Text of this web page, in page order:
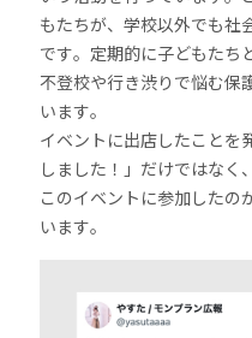
もたちが、学校以外でも社
です。定期的に子どもたち
不登校や行き渋りで悩む保
います。
イベントに出店したことを
しました！」だけではなく
このイベントに参加したの
います。